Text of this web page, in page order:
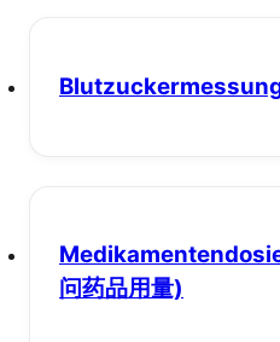
问药品用量)